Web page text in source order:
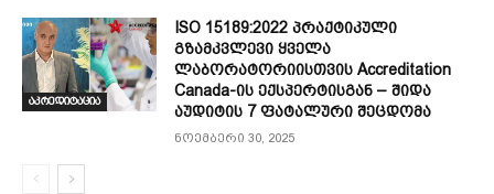
აკრედიტაცია
ISO 15189:2022 პრაქტიკული
გზამკვლევი ყველა
ლაბორატორიისთვის Accreditation
Canada-ის ექსპერტისგან – შიდა
აუდიტის 7 ფატალური შეცდომა
ნოემბერი 30, 2025